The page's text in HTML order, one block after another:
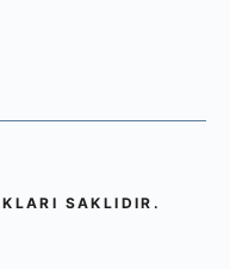
SAKLIDIR.